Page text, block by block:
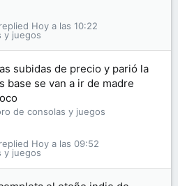
y juegos
Hoy a las 10:22
subidas de precio y parió la
base se van a ir de madre
de consolas y juegos
y juegos
Hoy a las 09:52